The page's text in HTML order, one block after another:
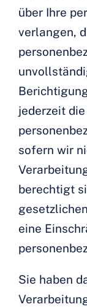
über Ihre
verlangen,
jederzeit
sofern wir
berechtigt
eine
Sie haben